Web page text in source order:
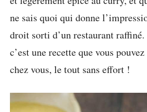
ne sais quoi qui donne
droit sorti d’un restaurant
c’est une recette que vous
chez vous, le tout sans effort !